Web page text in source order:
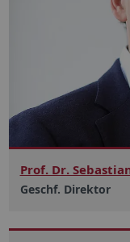
Prof. Dr.
Geschf. Direktor